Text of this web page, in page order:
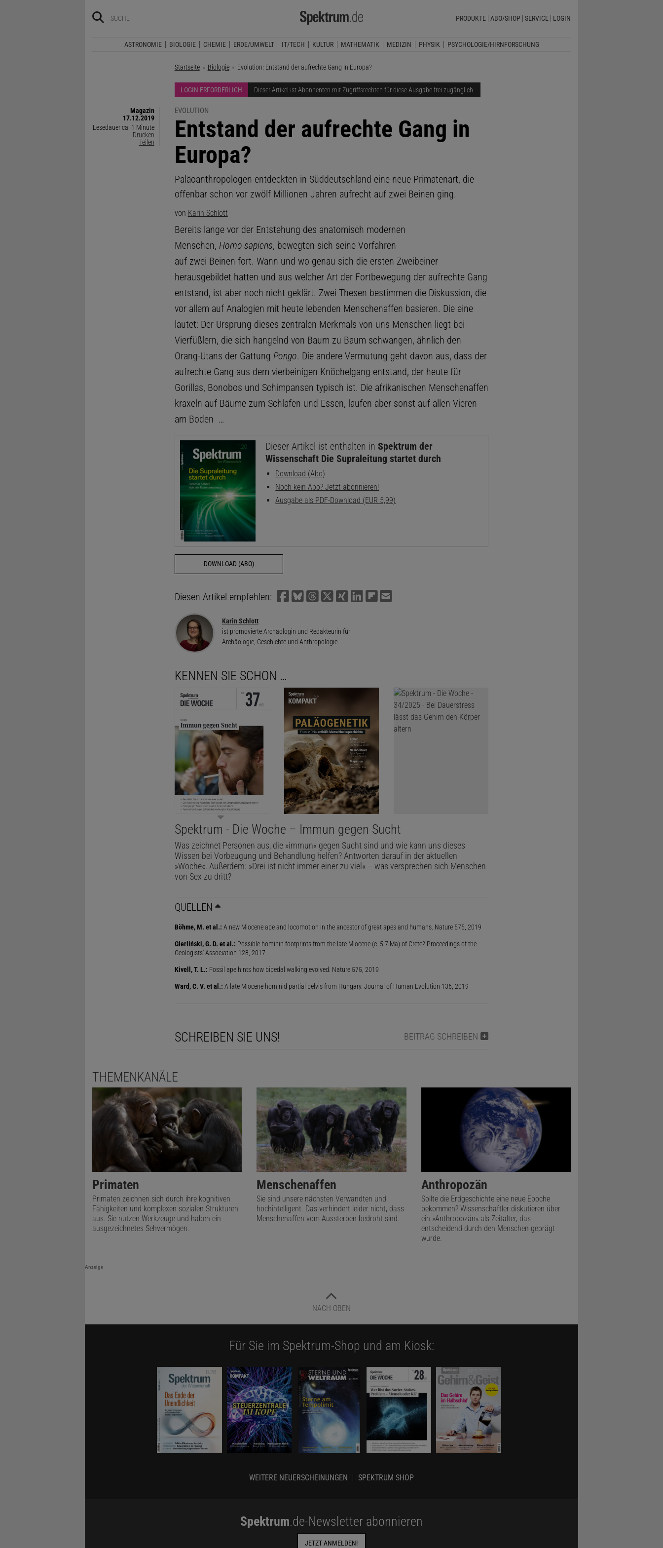
PRODUKTE ABO/SHOP SERVICE LOGIN
ASTRONOMIE BIOLOGIE CHEMIE ERDE/UMWELT IT/TECH KULTUR MATHEMATIK MEDIZIN PHYSIK PSYCHOLOGIE/HIRNFORSCHUNG
Startseite Biologie Aktuelle Seite:
Evolution: Entstand der aufrechte Gang in Europa?
LOGIN ERFORDERLICH Dieser Artikel ist Abonnenten mit Zugriffsrechten für diese Ausgabe frei zugänglich.
Magazin
17.12.2019
Lesedauer ca. 1 Minute
Drucken
Teilen
EVOLUTION
:
Entstand der aufrechte Gang in
Europa?
Paläoanthropologen entdeckten in Süddeutschland eine neue Primatenart, die
offenbar schon vor zwölf Millionen Jahren aufrecht auf zwei Beinen ging.
von Karin Schlott
Bereits lange vor der Entstehung des anatomisch modernen
Menschen, Homo sapiens, bewegten sich seine Vorfahren
auf zwei Beinen fort. Wann und wo genau sich die ersten Zweibeiner
herausgebildet hatten und aus welcher Art der Fortbewegung der aufrechte Gang
entstand, ist aber noch nicht geklärt. Zwei Thesen bestimmen die Diskussion, die
vor allem auf Analogien mit heute lebenden Menschenaffen basieren. Die eine
lautet: Der Ursprung dieses zentralen Merkmals von uns Menschen liegt bei
Vierfüßlern, die sich hangelnd von Baum zu Baum schwangen, ähnlich den
Orang-Utans der Gattung Pongo. Die andere Vermutung geht davon aus, dass der
aufrechte Gang aus dem vierbeinigen Knöchelgang entstand, der heute für
Gorillas, Bonobos und Schimpansen typisch ist. Die afrikanischen Menschenaffen
kraxeln auf Bäume zum Schlafen und Essen, laufen aber sonst auf allen Vieren
am Boden …
Dieser Artikel ist enthalten inSpektrum der
Wissenschaft Die Supraleitung startet durch
Download (Abo)
Noch kein Abo? Jetzt abonnieren!
Ausgabe als PDF-Download (EUR 5,99)
DOWNLOAD (ABO)
Diesen Artikel empfehlen:
Karin Schlott
ist promovierte Archäologin und Redakteurin für
Archäologie, Geschichte und Anthropologie.
KENNEN SIE SCHON …
Spektrum - Die Woche – Immun gegen Sucht
Was zeichnet Personen aus, die »immun« gegen Sucht sind und wie kann uns dieses
Wissen bei Vorbeugung und Behandlung helfen? Antworten darauf in der aktuellen
»Woche«. Außerdem: »Drei ist nicht immer einer zu viel« – was versprechen sich Menschen
von Sex zu dritt?
QUELLEN
Böhme, M. et al.: A new Miocene ape and locomotion in the ancestor of great apes and humans. Nature 575, 2019
Gierliński, G. D. et al.: Possible hominin footprints from the late Miocene (c. 5.7 Ma) of Crete? Proceedings of the
Geologists' Association 128, 2017
Kivell, T. L.: Fossil ape hints how bipedal walking evolved. Nature 575, 2019
Ward, C. V. et al.: A late Miocene hominid partial pelvis from Hungary. Journal of Human Evolution 136, 2019
SCHREIBEN SIE UNS! BEITRAG SCHREIBEN
THEMENKANÄLE
Primaten
Primaten zeichnen sich durch ihre kognitiven
Fähigkeiten und komplexen sozialen Strukturen
aus. Sie nutzen Werkzeuge und haben ein
ausgezeichnetes Sehvermögen.
Menschenaffen
Sie sind unsere nächsten Verwandten und
hochintelligent. Das verhindert leider nicht, dass
Menschenaffen vom Aussterben bedroht sind.
Anthropozän
Sollte die Erdgeschichte eine neue Epoche
bekommen? Wissenschaftler diskutieren über
ein »Anthropozän« als Zeitalter, das
entscheidend durch den Menschen geprägt
wurde.
Anzeige
NACH OBEN
Für Sie im Spektrum-Shop und am Kiosk:
WEITERE NEUERSCHEINUNGEN SPEKTRUM SHOP
Spektrum.de-Newsletter abonnieren
JETZT ANMELDEN!